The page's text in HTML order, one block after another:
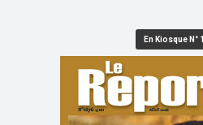
En Kiosque N°